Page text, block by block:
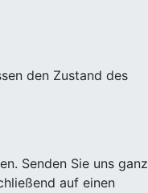
den Zustand des
Senden Sie uns ganz
auf einen